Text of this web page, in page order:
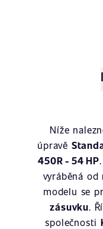
Níže
úpravě
450R - 54 HP
vyráběná
modelu se
zásuvku.
společnosti